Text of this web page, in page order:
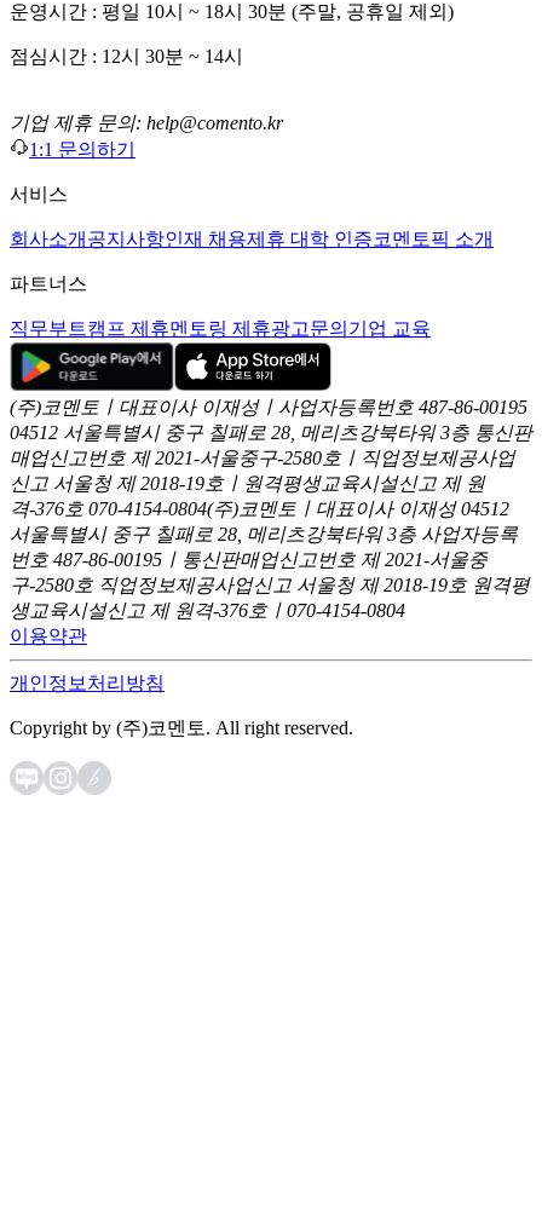
운영시간 : 평일 10시 ~ 18시 30분 (주말, 공휴일 제외)
점심시간 : 12시 30분 ~ 14시
기업 제휴 문의: help@comento.kr
1:1 문의하기
서비스
회사소개 공지사항인재 채용제휴 대학 인증코멘토픽 소개
파트너스
직무부트캠프 제휴멘토링 제휴광고문의 기업 교육
(주)코멘토ㅣ대표이사 이재성ㅣ사업자등록번호 487-86-00195
04512 서울특별시 중구 칠패로 28, 메리츠강북타워 3층 통신판
매업신고번호 제 2021-서울중구-2580호ㅣ직업정보제공사업
신고 서울청 제 2018-19호ㅣ원격평생교육시설신고 제 원
격-376호 070-4154-0804(주)코멘토ㅣ대표이사 이재성 04512
서울특별시 중구 칠패로 28, 메리츠강북타워 3층 사업자등록
번호 487-86-00195ㅣ통신판매업신고번호 제 2021-서울중
구-2580호 직업정보제공사업신고 서울청 제 2018-19호 원격평
생교육시설신고 제 원격-376호ㅣ070-4154-0804
이용약관
개인정보처리방침
Copyright by (주)코멘토. All right reserved.